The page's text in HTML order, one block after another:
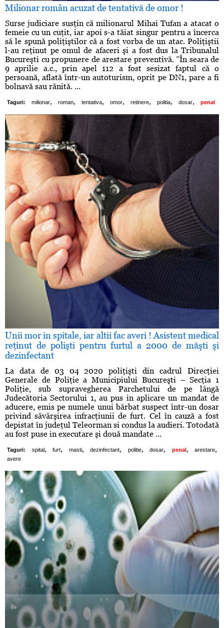
Milionar român acuzat de tentativă de omor !
Surse judiciare susţin că milionarul Mihai Tufan a atacat o
femeie cu un cuţit, iar apoi s-a tăiat singur pentru a încerca
să le spună poliţiştilor că a fost vorba de un atac. Poliţiştii
l-au reţinut pe omul de afaceri şi a fost dus la Tribunalul
Bucureşti cu propunere de arestare preventivă. ”În seara de
9 aprilie a.c., prin apel 112 a fost sesizat faptul că o
persoană, aflată într-un autoturism, oprit pe DN1, pare a fi
bolnavă sau rănită. ...
Taguri: milionar, roman, tentativa, omor, retinere, politia, dosar, penal
Unii mor in spitale, iar altii fac averi ! Asistent medical
reţinut de polişti pentru furtul a 2000 de măşti şi
dezinfectant
La data de 03 04 2020 poliţişti din cadrul Direcţiei
Generale de Poliţie a Municipiului Bucureşti – Secţia 1
Poliţie, sub supravegherea Parchetului de pe lângă
Judecătoria Sectorului 1, au pus in aplicare un mandat de
aducere, emis pe numele unui bărbat suspect într-un dosar
privind săvârşirea infracţiunii de furt. Cel în cauză a fost
depistat în judeţul Teleorman si condus la audieri. Totodată
au fost puse in executare şi două mandate ...
Taguri: spital, furt, masti, dezinfectant, politie, dosar, penal, arestare,
avere